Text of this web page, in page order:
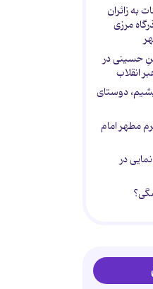
به زائران
مرزی
حسینی در
انقلاب
دوستای
مطهر امام
در